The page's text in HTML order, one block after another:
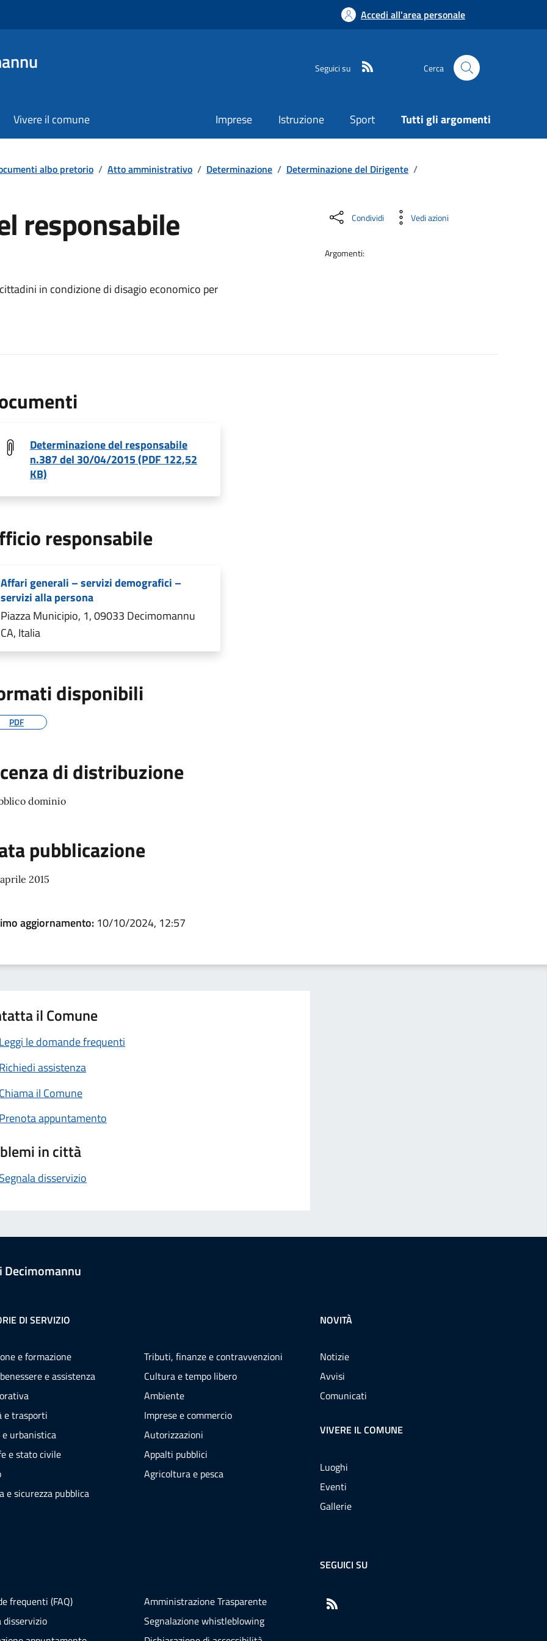
Accedi all'area personale
Seguici su Cerca
Vivere il comune Imprese Istruzione Sport Tutti gli argomenti
albo pretorio / Atto amministrativo / Determinazione / Determinazione del Dirigente /
responsabile
in condizione di disagio economico per
Condividi Vedi azioni
Argomenti:
Determinazione del responsabile
n.387 del 30/04/2015 (PDF 122,52
KB)
responsabile
Affari generali – servizi demografici –
servizi alla persona
Piazza Municipio, 1, 09033 Decimomannu
CA, Italia
disponibili
PDF
di distribuzione
dominio
pubblicazione
2015
aggiornamento: 10/10/2024, 12:57
il Comune
Leggi le domande frequenti
Richiedi assistenza
Chiama il Comune
Prenota appuntamento
in città
Segnala disservizio
Decimomannu
DI SERVIZIO
e formazione
e assistenza
e trasporti
e urbanistica
e stato civile
e sicurezza pubblica
Tributi, finanze e contravvenzioni
Cultura e tempo libero
Ambiente
Imprese e commercio
Autorizzazioni
Appalti pubblici
Agricoltura e pesca
NOVITÀ
Notizie
Avvisi
Comunicati
VIVERE IL COMUNE
Luoghi
Eventi
Gallerie
frequenti (FAQ)
disservizio
Amministrazione Trasparente
Segnalazione whistleblowing
SEGUICI SU